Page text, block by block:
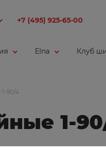
+7 (495) 925-65-00
Elna Клуб
90/4
1-